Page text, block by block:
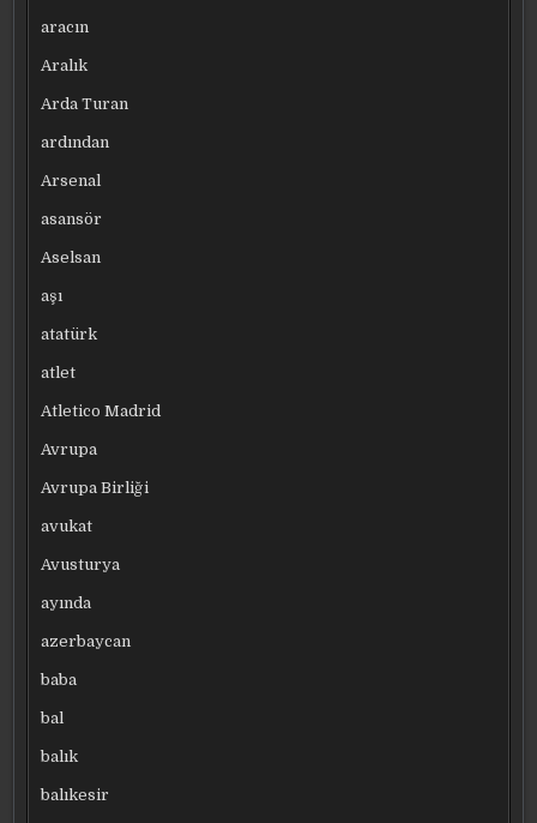
aracın
Aralık
Arda Turan
ardından
Arsenal
asansör
Aselsan
aşı
atatürk
atlet
Atletico Madrid
Avrupa
Avrupa Birliği
avukat
Avusturya
ayında
azerbaycan
baba
bal
balık
balıkesir